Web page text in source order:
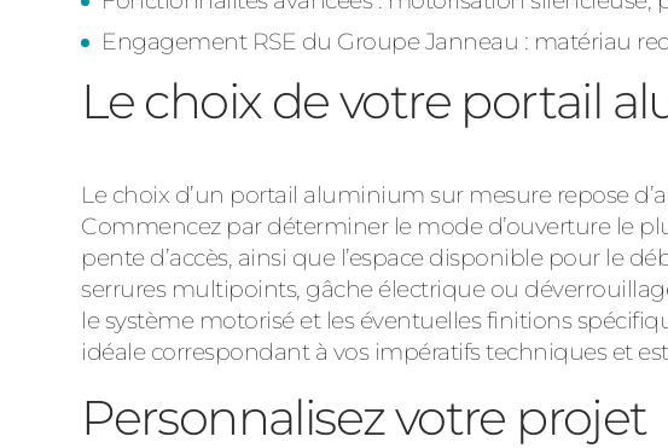
Engagement RSE du Groupe Janneau : matériau
Le choix de votre portail
Le choix d’un portail aluminium sur mesure repose
Commencez par déterminer le mode d’ouverture le
pente d’accès, ainsi que l’espace disponible pour le
serrures multipoints, gâche électrique ou
le système motorisé et les éventuelles finitions
idéale correspondant à vos impératifs techniques et
Personnalisez votre projet